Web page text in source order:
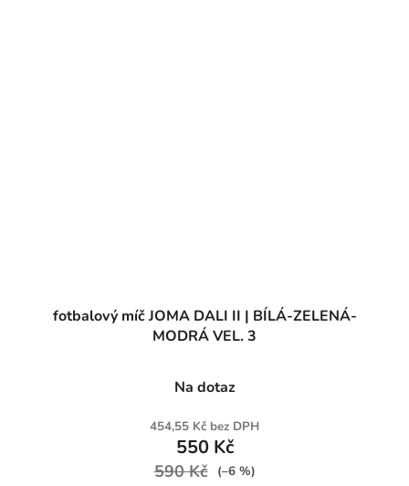
fotbalový míč JOMA DALI II | BÍLÁ-ZELENÁ-
MODRÁ VEL. 3
Na dotaz
454,55 Kč bez DPH
550 Kč
590 Kč (–6 %)